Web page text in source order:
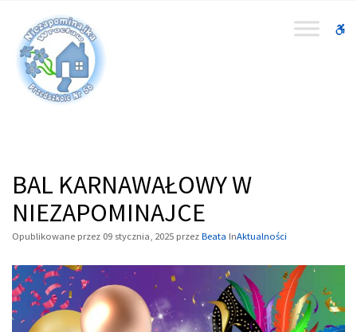
KARNAWAŁOWY
NIEZAPOMINAJCE
BAL KARNAWAŁOWY W
NIEZAPOMINAJCE
Opublikowane przez 09 stycznia, 2025 przez Beata InAktualności